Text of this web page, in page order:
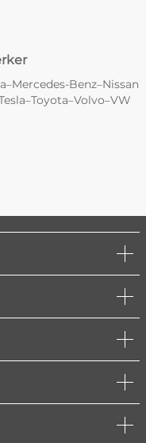
–Mercedes-Benz–Nissan
–Toyota–Volvo–VW